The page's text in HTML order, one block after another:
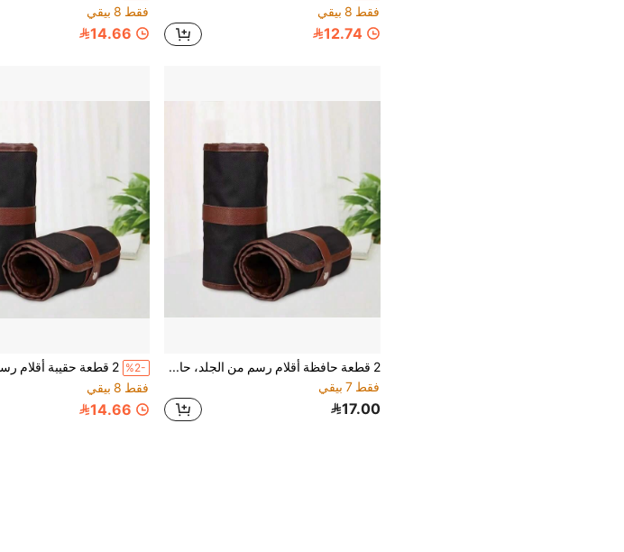
فقط 8 بيقي
12.74
فقط 8 بيقي
14.66
2 قطعة حافظة أقلام رسم من الجلد، حامل أقلام ملونة لطالب الفن، موسم العودة إلى المدرسة
فقط 7 بيقي
17.00
%2-
فقط 8 بيقي
14.66